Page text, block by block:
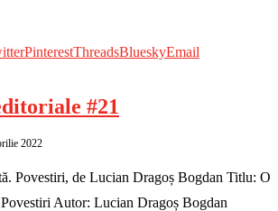
PinterestThreadsBlueskyEmail
#21
2022
Povestiri, de Lucian Dragoș Bogdan Titlu: O
Autor: Lucian Dragoș Bogdan